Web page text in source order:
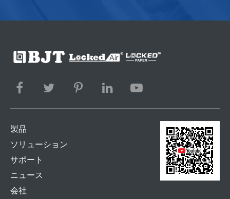
製品
ソリューション
サポート
ニュース
会社